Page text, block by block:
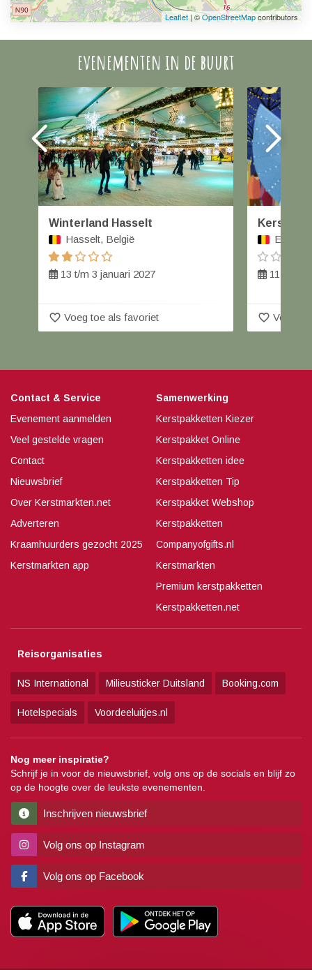
Leaflet | ©OpenStreetMapcontributors
evenementen in de buurt
Winterland Hasselt
Hasselt, België
13 t/m 3 januari 2027
favorite_border Voeg toe als favoriet
Eupen,
11 t/m
favorite_border Voeg
Contact & Service
Evenement aanmelden
Veel gestelde vragen
Contact
Nieuwsbrief
Over Kerstmarkten.net
Adverteren
Kraamhuurders gezocht 2025
Kerstmarkten app
Samenwerking
Kerstpakketten Kiezer
Kerstpakket Online
Kerstpakketten idee
Kerstpakketten Tip
Kerstpakket Webshop
Kerstpakketten
Companyofgifts.nl
Kerstmarkten
Premium kerstpakketten
Kerstpakketten.net
Reisorganisaties
NS International Milieusticker Duitsland Booking.com
Hotelspecials Voordeeluitjes.nl
Nog meer inspiratie?
Schrijf je in voor de nieuwsbrief, volg ons op de socials en blijf zo
op de hoogte over de leukste evenementen.
Inschrijven nieuwsbrief
Volg ons op Instagram
Volg ons op Facebook